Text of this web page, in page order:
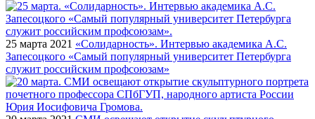
25 марта 2021 «Солидарность». Интервью академика А.С.
Запесоцкого «Самый популярный университет Петербурга
служит российским профсоюзам»